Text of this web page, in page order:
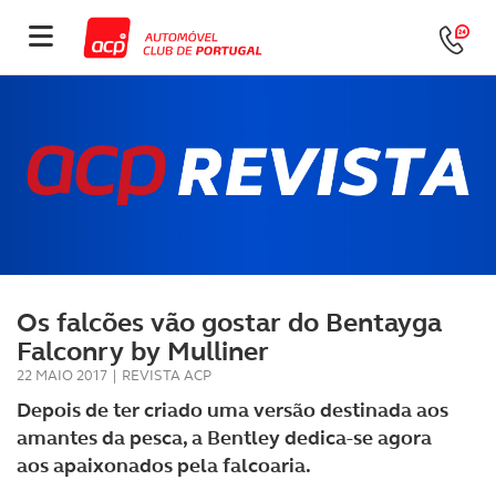
Os falcões vão gostar do Bentayga
Falconry by Mulliner
22 MAIO 2017 | REVISTA ACP
Depois de ter criado uma versão destinada aos
amantes da pesca, a Bentley dedica-se agora
aos apaixonados pela falcoaria.